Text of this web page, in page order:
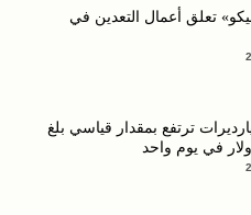
تعلق أعمال التعدين في
ترتفع بمقدار قياسي بلغ